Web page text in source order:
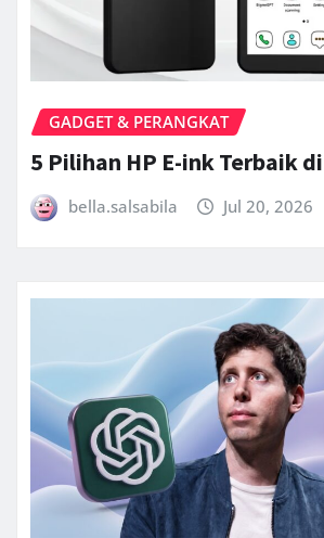
GADGET & PERANGKAT
5 Pilihan HP E-ink Terbaik
bella.salsabila Jul 20, 2026